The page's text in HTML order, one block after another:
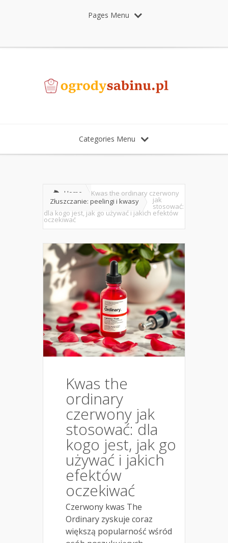
Pages Menu
Categories Menu
Home
Złuszczanie: peelingi i kwasy
Kwas the ordinary czerwony
jak
stosować:
dla kogo jest, jak go używać i jakich efektów
oczekiwać
Kwas the
ordinary
czerwony jak
stosować: dla
kogo jest, jak go
używać i jakich
efektów
oczekiwać
Czerwony kwas The
Ordinary zyskuje coraz
większą popularność wśród